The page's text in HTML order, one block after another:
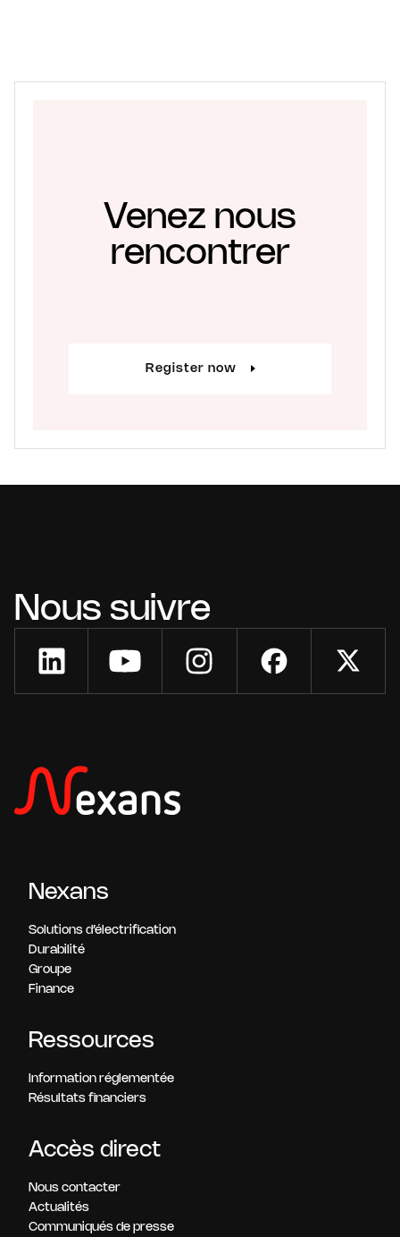
Venez nous
rencontrer
Register now
Nous suivre
Nexans
Solutions d’électrification
Durabilité
Groupe
Finance
Ressources
Information réglementée
Résultats financiers
Accès direct
Nous contacter
Actualités
Communiqués de presse